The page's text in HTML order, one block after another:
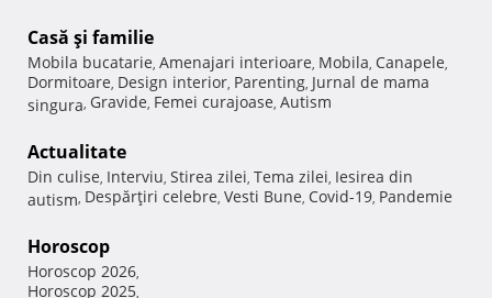
Casă şi familie
Mobila bucatarie, Amenajari interioare, Mobila, Canapele,
Dormitoare, Design interior, Parenting, Jurnal de mama
singura, Gravide, Femei curajoase, Autism
Actualitate
Din culise, Interviu, Stirea zilei, Tema zilei, Iesirea din
autism, Despărţiri celebre, Vesti Bune, Covid-19, Pandemie
Horoscop
Horoscop 2026,
Horoscop 2025,